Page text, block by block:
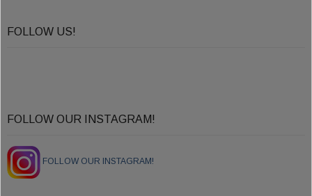
FOLLOW US!
FOLLOW OUR INSTAGRAM!
FOLLOW OUR INSTAGRAM!